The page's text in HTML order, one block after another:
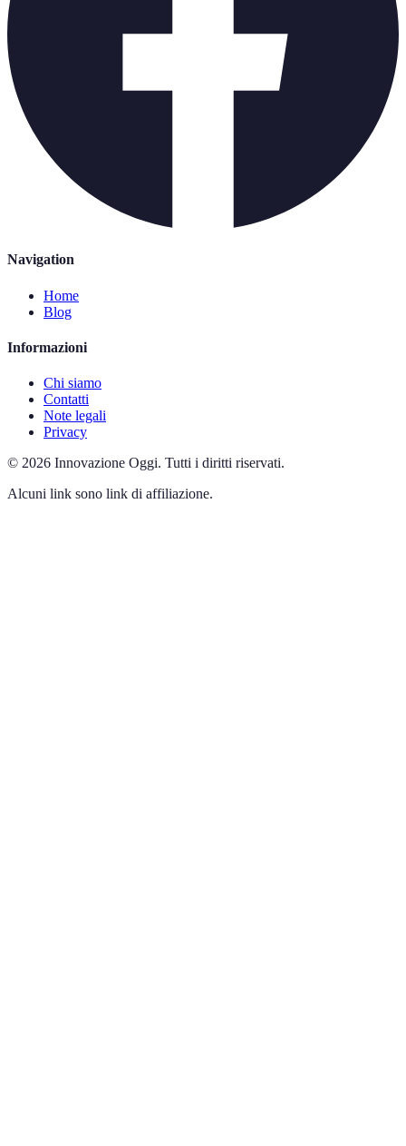
Navigation
Home
Blog
Informazioni
Chi siamo
Contatti
Note legali
Privacy
© 2026 Innovazione Oggi. Tutti i diritti riservati.
Alcuni link sono link di affiliazione.